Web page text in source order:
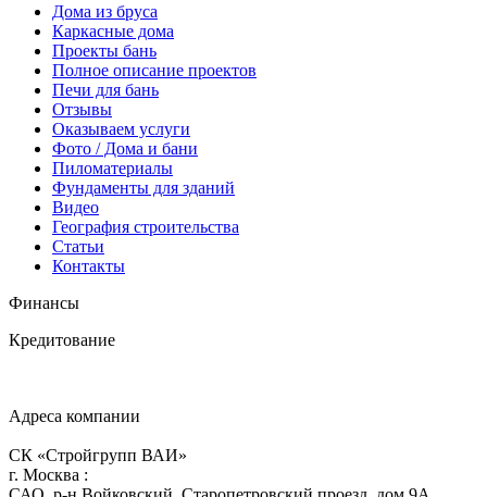
Дома из бруса
Каркасные дома
Проекты бань
Полное описание проектов
Печи для бань
Отзывы
Оказываем услуги
Фото / Дома и бани
Пиломатериалы
Фундаменты для зданий
Видео
География строительства
Статьи
Контакты
Финансы
Кредитование
Адреса компании
СК «Стройгрупп ВАИ»
г. Москва :